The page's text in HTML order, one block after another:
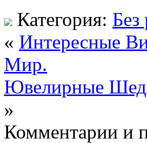
Категория: Без
« Интересные
Мир.
Ювелирные
»
Комментарии и